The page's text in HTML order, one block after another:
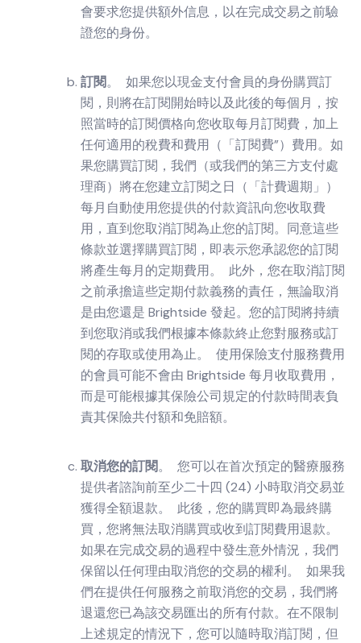
會要求您提供額外信息，以在完成交易之前驗
證您的身份。
訂閱。 如果您以現金支付會員的身份購買訂
閱，則將在訂閱開始時以及此後的每個月，按
照當時的訂閱價格向您收取每月訂閱費，加上
任何適用的稅費和費用（「訂閱費”）費用。如
果您購買訂閱，我們（或我們的第三方支付處
理商）將在您建立訂閱之日（「計費週期」）
每月自動使用您提供的付款資訊向您收取費
用，直到您取消訂閱為止您的訂閱。同意這些
條款並選擇購買訂閱，即表示您承認您的訂閱
將產生每月的定期費用。 此外，您在取消訂閱
之前承擔這些定期付款義務的責任，無論取消
是由您還是 Brightside 發起。您的訂閱將持續
到您取消或我們根據本條款終止您對服務或訂
閱的存取或使用為止。 使用保險支付服務費用
的會員可能不會由 Brightside 每月收取費用，
而是可能根據其保險公司規定的付款時間表負
責其保險共付額和免賠額。
取消您的訂閱。 您可以在首次預定的醫療服務
提供者諮詢前至少二十四 (24) 小時取消交易並
獲得全額退款。 此後，您的購買即為最終購
買，您將無法取消購買或收到訂閱費用退款。
如果在完成交易的過程中發生意外情況，我們
保留以任何理由取消您的交易的權利。 如果我
們在提供任何服務之前取消您的交易，我們將
退還您已為該交易匯出的所有付款。在不限制
上述規定的情況下，您可以隨時取消訂閱，但